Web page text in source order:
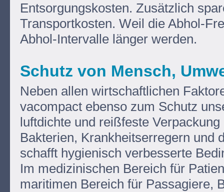
Entsorgungskosten. Zusätzlich
Transportkosten. Weil die Abhol-
Abhol-Intervalle länger werden.
Schutz von Mensch,
Neben allen wirtschaftlichen
vacompact ebenso zum Schutz
luftdichte und reißfeste
Bakterien, Krankheitserregern und
schafft hygienisch verbesserte
Im medizinischen Bereich für
maritimen Bereich für Passagiere,